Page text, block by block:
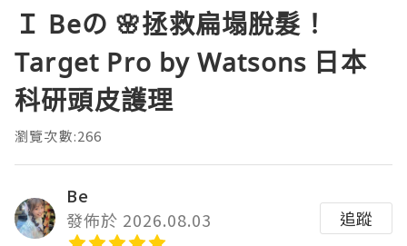
Ｉ Beの 🌸拯救扁塌脫髮！
Target Pro by Watsons 日本
科研頭皮護理
瀏覽次數:266
Be
發佈於 2026.08.03
追蹤